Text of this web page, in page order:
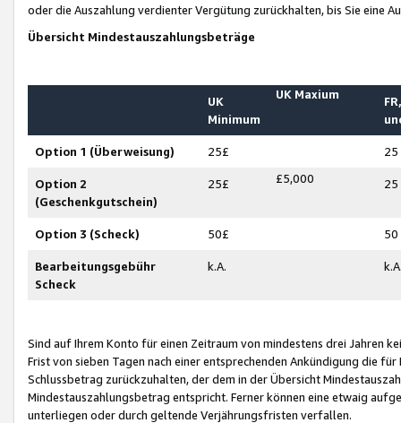
oder die Auszahlung verdienter Vergütung zurückhalten, bis Sie
Übersicht Mindestauszahlungsbeträge
UK
Minimum
UK Maxium
Option 1 (Überweisung) 25£ 25
Option 2
(Geschenkgutschein)
25£ £5,000 25
Option 3 (Scheck) 50£ 50
Bearbeitungsgebühr
Scheck
k.A.
Sind auf Ihrem Konto für einen Zeitraum von mindestens drei Jahren
Frist von sieben Tagen nach einer entsprechenden Ankündigung die
Schlussbetrag zurückzuhalten, der dem in der Übersicht
Mindestauszahlungsbetrag entspricht. Ferner können eine etwaig
unterliegen oder durch geltende Verjährungsfristen verfallen.